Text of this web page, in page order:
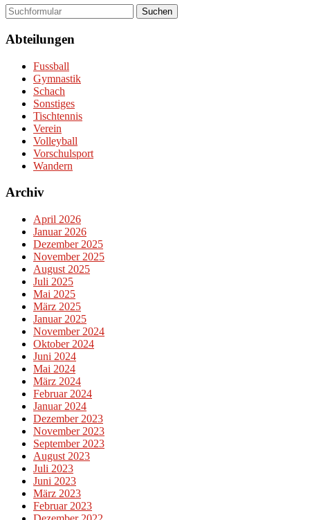
Suchen
Abteilungen
Fussball
Gymnastik
Schach
Sonstiges
Tischtennis
Verein
Volleyball
Vorschulsport
Wandern
Archiv
April 2026
Januar 2026
Dezember 2025
November 2025
August 2025
Juli 2025
Mai 2025
März 2025
Januar 2025
November 2024
Oktober 2024
Juni 2024
Mai 2024
März 2024
Februar 2024
Januar 2024
Dezember 2023
November 2023
September 2023
August 2023
Juli 2023
Juni 2023
März 2023
Februar 2023